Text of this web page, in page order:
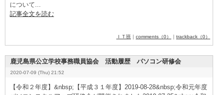
について...
記事全文を読む
ＩＴ班 ｜ comments（0） ｜ trackback（0）
鹿児島県公立学校事務職員協会 活動履歴 パソコン研修会
2020-07-09 (Thu) 21:52
​【令和２年度】&­n­b­s­p­;​【平成３１年度】2­0­1 ­9­-­0­8­-­2­8­&­n­b­s­p­;令和元年度